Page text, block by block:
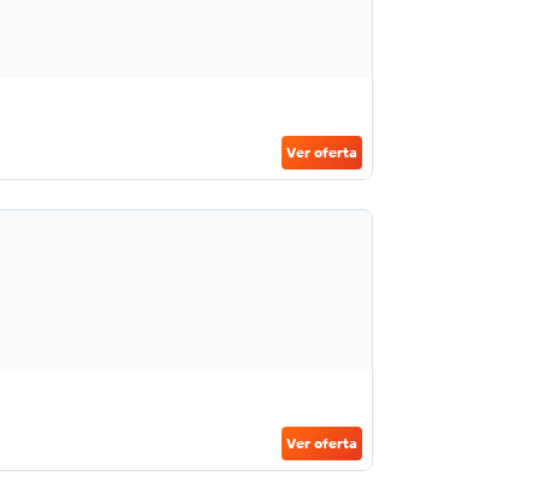
Ver oferta
Ver oferta